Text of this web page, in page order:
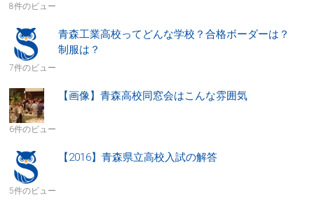
8件のビュー
青森工業高校ってどんな学校？合格ボーダーは？
制服は？
7件のビュー
【画像】青森高校同窓会はこんな雰囲気
6件のビュー
【2016】青森県立高校入試の解答
5件のビュー